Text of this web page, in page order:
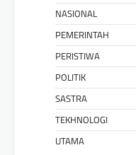
NASIONAL
PEMERINTAH
PERISTIWA
POLITIK
SASTRA
TEKHNOLOGI
UTAMA